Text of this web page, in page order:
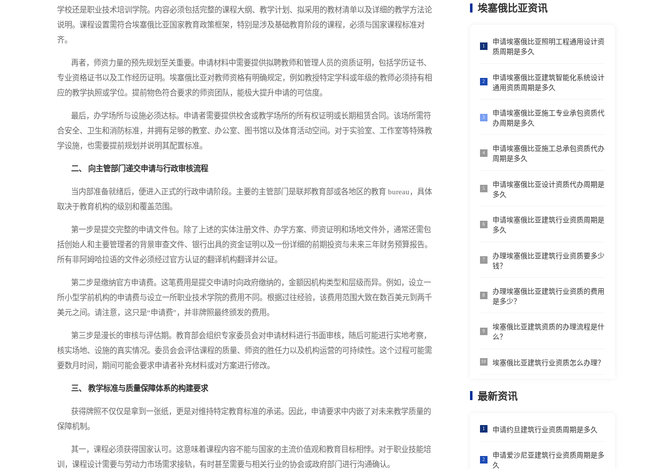
学校还是职业技术培训学院。内容必须包括完整的课程大纲、教学计划、拟采用的教材清单以及详细的教学方法论
说明。课程设置需符合埃塞俄比亚国家教育政策框架，特别是涉及基础教育阶段的课程，必须与国家课程标准对
齐。
再者，师资力量的预先规划至关重要。申请材料中需要提供拟聘教师和管理人员的资质证明，包括学历证书、
专业资格证书以及工作经历证明。埃塞俄比亚对教师资格有明确规定，例如教授特定学科或年级的教师必须持有相
应的教学执照或学位。提前物色符合要求的师资团队，能极大提升申请的可信度。
最后，办学场所与设施必须达标。申请者需要提供校舍或教学场所的所有权证明或长期租赁合同。该场所需符
合安全、卫生和消防标准，并拥有足够的教室、办公室、图书馆以及体育活动空间。对于实验室、工作室等特殊教
学设施，也需要提前规划并说明其配置标准。
二、 向主管部门递交申请与行政审核流程
当内部准备就绪后，便进入正式的行政申请阶段。主要的主管部门是联邦教育部或各地区的教育 bureau，具体
取决于教育机构的级别和覆盖范围。
第一步是提交完整的申请文件包。除了上述的实体注册文件、办学方案、师资证明和场地文件外，通常还需包
括创始人和主要管理者的背景审查文件、银行出具的资金证明以及一份详细的前期投资与未来三年财务预算报告。
所有非阿姆哈拉语的文件必须经过官方认证的翻译机构翻译并公证。
第二步是缴纳官方申请费。这笔费用是提交申请时向政府缴纳的，金额因机构类型和层级而异。例如，设立一
所小型学前机构的申请费与设立一所职业技术学院的费用不同。根据过往经验，该费用范围大致在数百美元到两千
美元之间。请注意，这只是“申请费”，并非牌照最终颁发的费用。
第三步是漫长的审核与评估期。教育部会组织专家委员会对申请材料进行书面审核，随后可能进行实地考察，
核实场地、设施的真实情况。委员会会评估课程的质量、师资的胜任力以及机构运营的可持续性。这个过程可能需
要数月时间，期间可能会要求申请者补充材料或对方案进行修改。
三、 教学标准与质量保障体系的构建要求
获得牌照不仅仅是拿到一张纸，更是对维持特定教育标准的承诺。因此，申请要求中内嵌了对未来教学质量的
保障机制。
其一，课程必须获得国家认可。这意味着课程内容不能与国家的主流价值观和教育目标相悖。对于职业技能培
训，课程设计需要与劳动力市场需求接轨，有时甚至需要与相关行业的协会或政府部门进行沟通确认。
埃塞俄比亚资讯
1
申请埃塞俄比亚照明工程通用设计资
质周期是多久
2
申请埃塞俄比亚建筑智能化系统设计
通用资质周期是多久
3
申请埃塞俄比亚施工专业承包资质代
办周期是多久
4
申请埃塞俄比亚施工总承包资质代办
周期是多久
5
申请埃塞俄比亚设计资质代办周期是
多久
6
申请埃塞俄比亚建筑行业资质周期是
多久
7
办理埃塞俄比亚建筑行业资质要多少
钱？
8
办理埃塞俄比亚建筑行业资质的费用
是多少？
9
埃塞俄比亚建筑资质的办理流程是什
么？
10 埃塞俄比亚建筑行业资质怎么办理？
最新资讯
1 申请约旦建筑行业资质周期是多久
2
申请爱沙尼亚建筑行业资质周期是多
久